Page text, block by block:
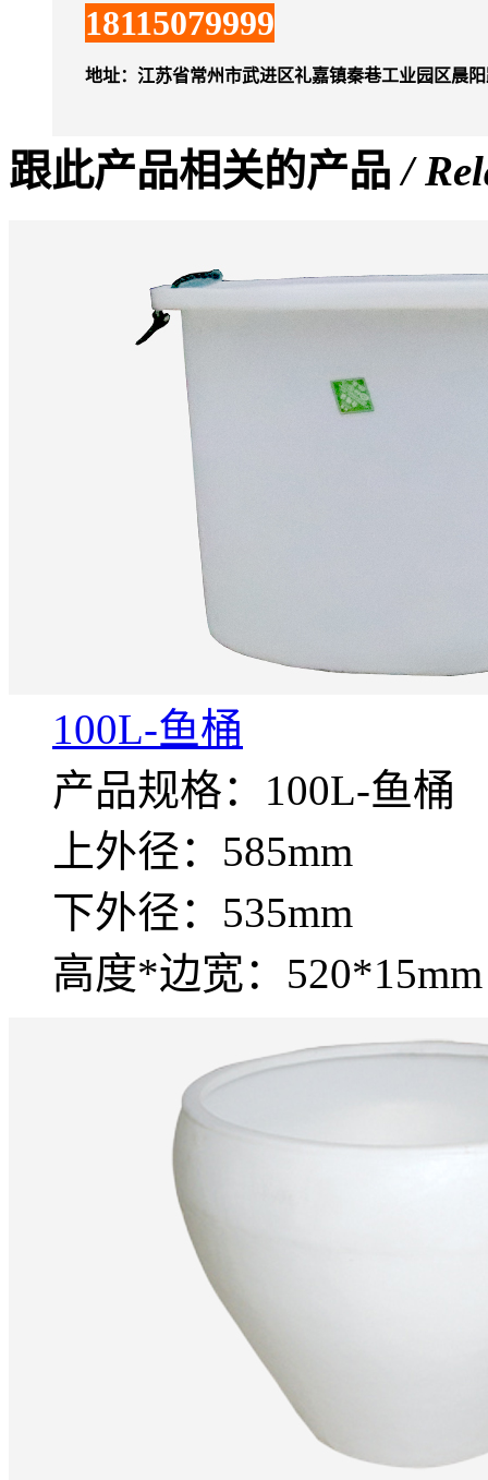
18115079999
地址：江苏省常州市武进区礼嘉镇秦巷工业园区晨
跟此产品相关的产品/
100L-鱼桶
产品规格：100L-鱼桶
上外径：585mm
下外径：535mm
高度*边宽：520*15mm